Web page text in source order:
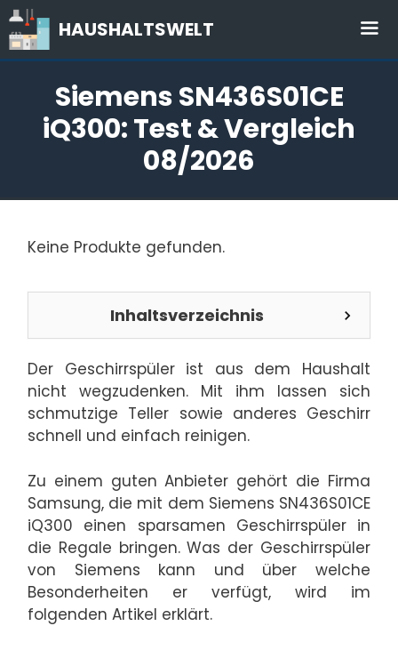
Zum
Inhalt
springen
HAUSHALTSWELT
Siemens SN436S01CE
iQ300: Test & Vergleich
08/2026
Keine Produkte gefunden.
Inhaltsverzeichnis
Der Geschirrspüler ist aus dem Haushalt
nicht wegzudenken. Mit ihm lassen sich
schmutzige Teller sowie anderes Geschirr
schnell und einfach reinigen.
Zu einem guten Anbieter gehört die Firma
Samsung, die mit dem Siemens SN436S01CE
iQ300 einen sparsamen Geschirrspüler in
die Regale bringen. Was der Geschirrspüler
von Siemens kann und über welche
Besonderheiten er verfügt, wird im
folgenden Artikel erklärt.